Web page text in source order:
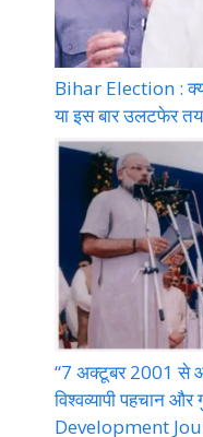
Bihar Election :
या इस बार उलटफेर तय
“7 अक्टूबर 2001
विश्वव्यापी पहचान
Development